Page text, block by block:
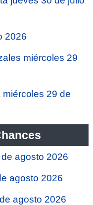
2026
miércoles 29
29 de
agosto 2026
agosto 2026
agosto 2026